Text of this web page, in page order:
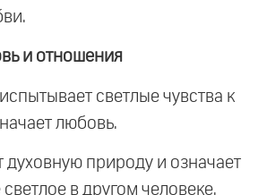
и отношения
светлые чувства к
любовь.
духовную природу и означает
в другом человеке.